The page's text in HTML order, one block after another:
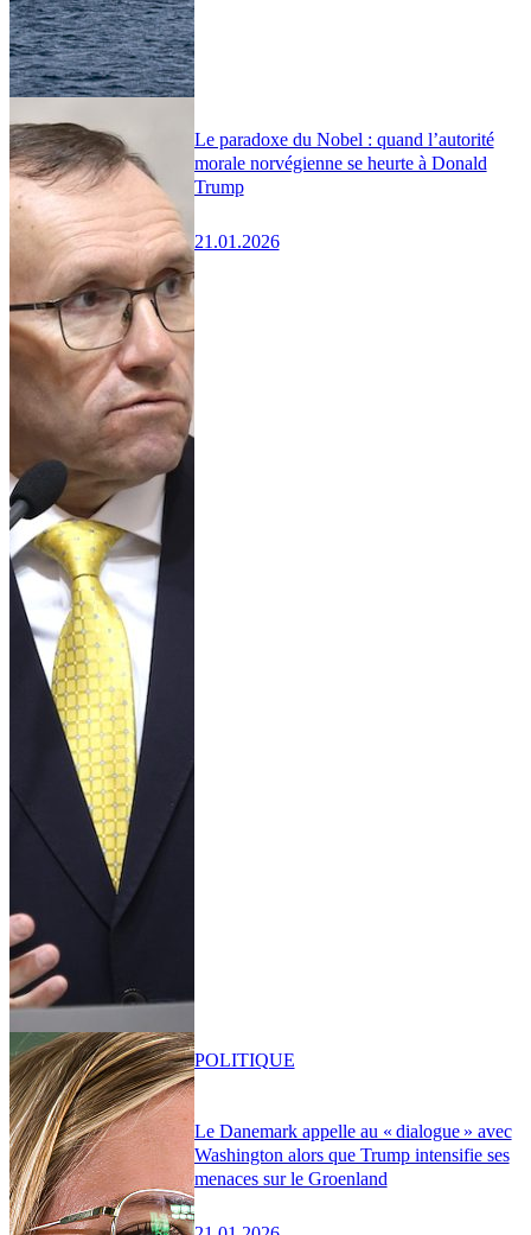
Le paradoxe du Nobel : quand l’autorité
morale norvégienne se heurte à Donald
Trump
21.01.2026
Le Danemark appelle au « dialogue » avec
Washington alors que Trump intensifie ses
menaces sur le Groenland
POLITIQUE